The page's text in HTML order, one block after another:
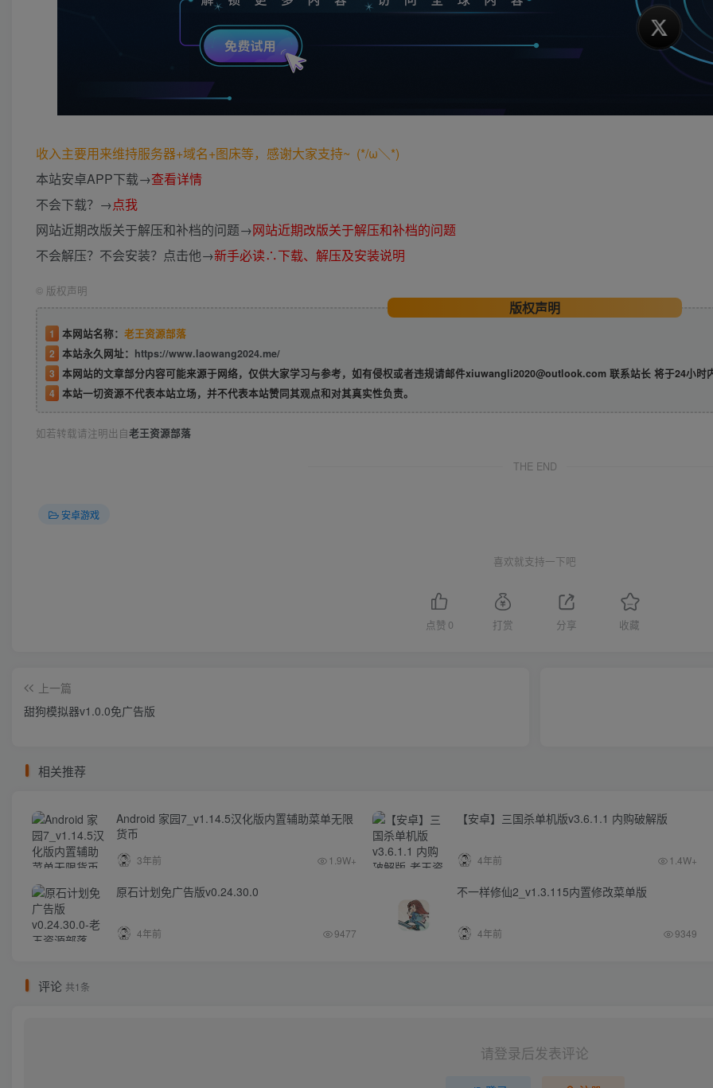
收入主要用来维持服务器+域名+图床等，感谢大家支持~ (*/ω＼*)
本站安卓APP下载→查看详情
不会下载？→点我
网站近期改版关于解压和补档的问题→网站近期改版关于解压和补档的问题
不会解压？不会安装？点击他→新手必读∴下载、解压及安装说明
© 版权声明
版权声明
1 本网站名称： 老王资源部落
2 本站永久网址： https://www.laowang2024.me/
3 本网站的文章部分内容可能来源于网络，仅供大家学习与参考，如有侵权或者违规请邮件xiuwangli2020@outlook.com 联系站长 将于24小时
4 本站一切资源不代表本站立场，并不代表本站赞同其观点和对其真实性负责。
如若转载请注明出自老王资源部落
THE END
安卓游戏
喜欢就支持一下吧
点赞 0 打赏 分享 收藏
上一篇
甜狗模拟器v1.0.0免广告版
相关推荐
Android 家园7_v1.14.5汉化版内置辅助菜单无限
货币
3年前 1.9W+
【安卓】三国杀单机版v3.6.1.1 内购破解版
4年前 1.4W+
原石计划免广告版v0.24.30.0
4年前 9477
不一样修仙2_v1.3.115内置修改菜单版
4年前 9349
评论 共1条
请登录后发表评论